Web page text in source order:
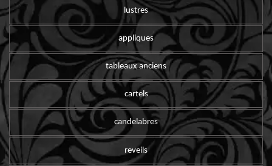
lustres
appliques
tableaux anciens
cartels
candelabres
reveils